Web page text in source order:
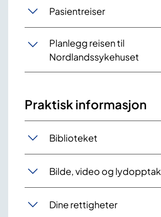
Pasientreiser
Planlegg reisen til
Nordlandssykehuset
Praktisk informasjon
Biblioteket
Bilde, video og lydopptak
Dine rettigheter